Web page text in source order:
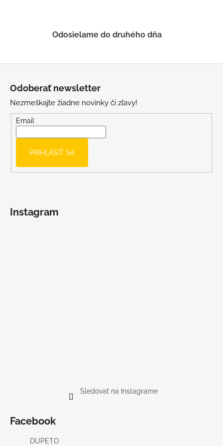
ý
s
Odosielame do druhého dňa
Odoberať newsletter
Nezmeškajte žiadne novinky či zľavy!
Email
PRIHLÁSIŤ SA
Instagram
Sledovať na Instagrame
Facebook
DUPETO